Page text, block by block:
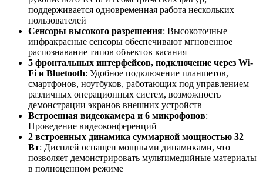
поддерживается одновременная работа нескольких
пользователей
Сенсоры высокого разрешения: Высокоточные
инфракрасные сенсоры обеспечивают мгновенное
распознавание типов объектов касания
5 фронтальных интерфейсов, подключение через Wi-
Fi и Bluetooth: Удобное подключение планшетов,
смартфонов, ноутбуков, работающих под управлением
различных операционных систем, возможность
демонстрации экранов внешних устройств
Встроенная видеокамера и 6 микрофонов:
Проведение видеоконференций
2 встроенных динамика суммарной мощностью 32
Вт: Дисплей оснащен мощными динамиками, что
позволяет демонстрировать мультимедийные материалы
в полноценном режиме